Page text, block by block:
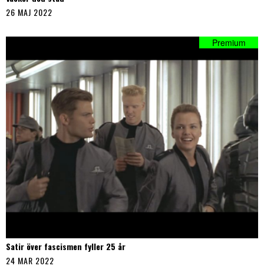
26 MAJ 2022
Satir över fascismen fyller 25 år
24 MAR 2022